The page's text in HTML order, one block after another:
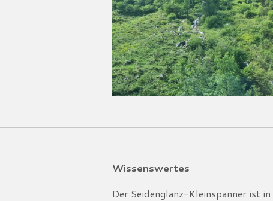
Wissenswertes
Der Seidenglanz-Kleinspanner ist